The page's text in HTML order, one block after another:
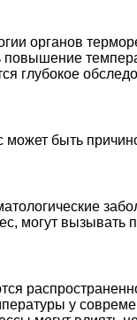
органов
повышение
глубокое
может быть
могут вызывать
у